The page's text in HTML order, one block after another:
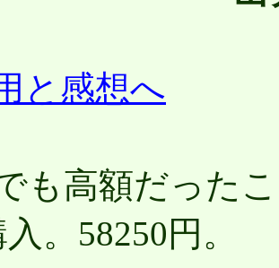
と感想へ
も高額だった
。58250円。